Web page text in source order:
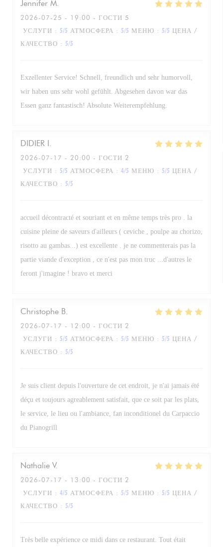
Jennifer M
2026-07-25 - 19:00 - ГОСТИ 5
УСЛУГИ : 5/5 АТМОСФЕРА : 5/5 МЕНЮ : 5/5 ЦЕНА /
КАЧЕСТВО : 5/5
Exzellenter Service! Schnell, freundlich und sehr humorvoll,
wir haben uns sehr wohl gefühlt. Abgesehen davon war das
Essen ganz fantastisch! Absolute Weiterempfehlung.
DIDIER I
2026-07-17 - 20:00 - ГОСТИ 2
УСЛУГИ : 5/5 АТМОСФЕРА : 4/5 МЕНЮ : 5/5 ЦЕНА /
КАЧЕСТВО : 5/5
accueil décontracté et souriant et en même temps très pro . la
cuisine pleine de saveurs d'ailleurs ( ceviche , poulpe au chorizo,
risotto au gambas...) est excellente . je ne commenterais pas la
partie viande d'exception , ce n'est pas mon truc ...d'autres le
feront j'imagine ! bravo et merci
Christophe B
2026-07-17 - 12:00 - ГОСТИ 2
УСЛУГИ : 5/5 АТМОСФЕРА : 5/5 МЕНЮ : 5/5 ЦЕНА /
КАЧЕСТВО : 5/5
Je suis client depuis l'ouverture de cet endroit, je n'ai jamais été
déçu et toujours agreablement satisfait, que ce soit par les plats,
le service, le lieu ou l'ambiance, fan inconditionel du Carpaccio
du Pianogrill
Nathalie V
2026-07-17 - 13:00 - ГОСТИ 2
УСЛУГИ : 4/5 АТМОСФЕРА : 5/5 МЕНЮ : 5/5 ЦЕНА /
КАЧЕСТВО : 5/5
Très belle expérience ce midi dans ce restaurant. Tout était